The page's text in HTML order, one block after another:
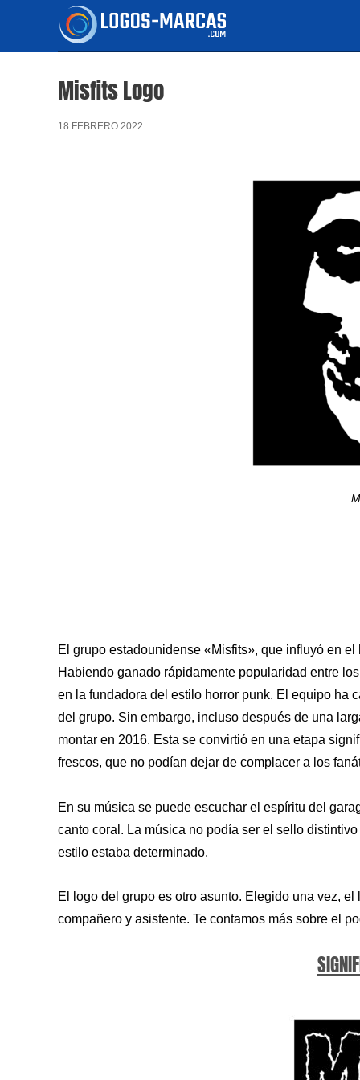
contenido
Misfits Logo
18 FEBRERO 2022
El grupo estadounidense «Misfits», que influyó en
Habiendo ganado rápidamente popularidad entre
en la fundadora del estilo horror punk. El equipo ha
del grupo. Sin embargo, incluso después de una
montar en 2016. Esta se convirtió en una etapa
frescos, que no podían dejar de complacer a los
En su música se puede escuchar el espíritu del
canto coral. La música no podía ser el sello
estilo estaba determinado.
El logo del grupo es otro asunto. Elegido una vez,
compañero y asistente. Te contamos más sobre el